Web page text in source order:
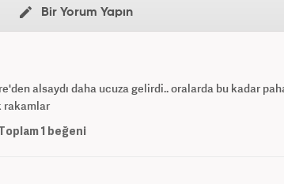
Bir Yorum Yapın
alsaydı daha ucuza gelirdi.. oralarda bu kadar
rakamlar
1 beğeni